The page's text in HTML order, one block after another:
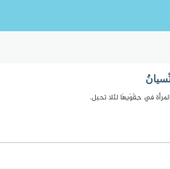
في حِقْوَيهَا لئلا تحبل.